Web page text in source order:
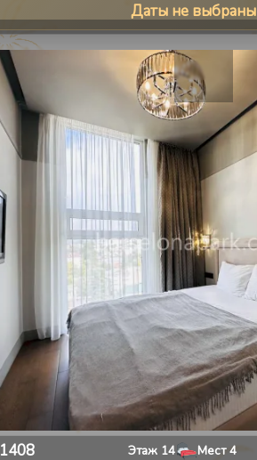
Даты не выбраны
1/ 10
1408 Этаж 14 Мест4